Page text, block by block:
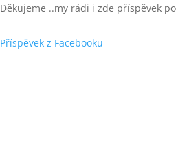
Děkujeme ..my rádi i zde příspěvek
Příspěvek z Facebooku